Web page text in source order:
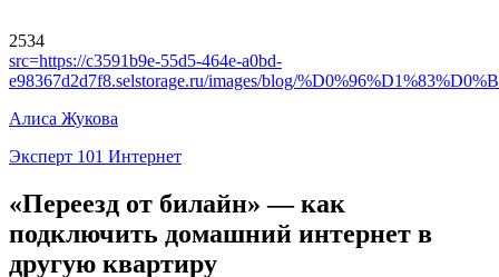
2534
src=https://c3591b9e-55d5-464e-a0bd-
e98367d2d7f8.selstorage.ru/images/blog/
Алиса Жукова
Эксперт 101 Интернет
«Переезд от билайн» — как
подключить домашний интернет в
другую квартиру